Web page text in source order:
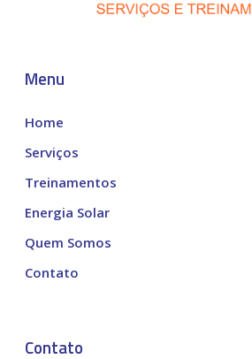
Menu
Home
Serviços
Treinamentos
Energia Solar
Quem Somos
Contato
Contato